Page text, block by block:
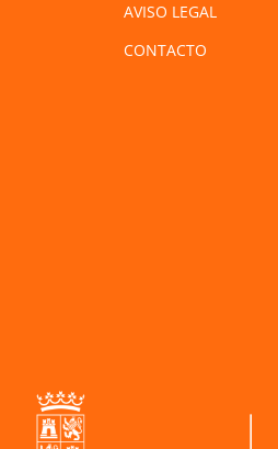
AVISO LEGAL
CONTACTO